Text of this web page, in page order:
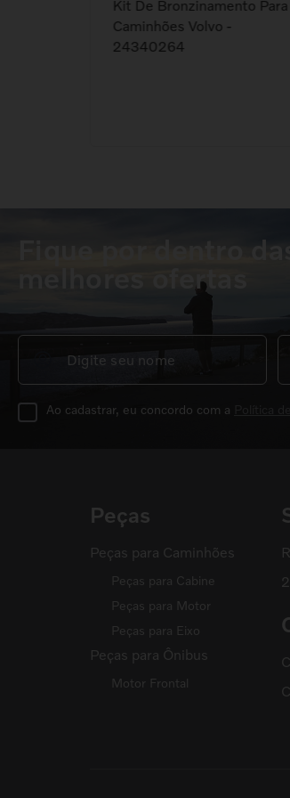
Kit De Bronzinamento Para
Caminhões Volvo -
24340264
Fique por dentro
melhores ofertas
Ao cadastrar, eu concordo com a
Peças
Peças para Caminhões
Peças para Cabine
Peças para Motor
Peças para Eixo
Peças para Ônibus
Motor Frontal